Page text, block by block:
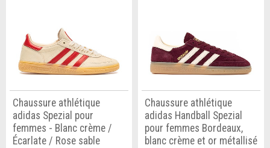
Chaussure athlétique
adidas Spezial pour
femmes - Blanc crème /
Écarlate / Rose sable
Chaussure athlétique
adidas Handball Spezial
pour femmes Bordeaux,
blanc crème et or métallisé